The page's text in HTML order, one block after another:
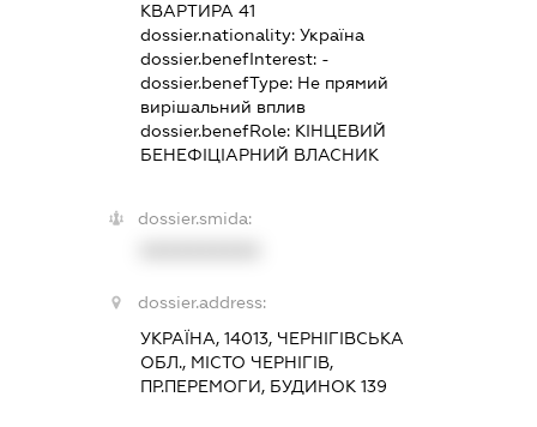
КВАРТИРА 41
dossier.nationality:Україна
dossier.benefInterest: -
dossier.benefType: Не прямий
вирішальний вплив
dossier.benefRole: КІНЦЕВИЙ
БЕНЕФІЦІАРНИЙ ВЛАСНИК
dossier.smida:
dossier.address:
УКРАЇНА, 14013, ЧЕРНІГІВСЬКА
ОБЛ., МІСТО ЧЕРНІГІВ,
ПР.ПЕРЕМОГИ, БУДИНОК 139